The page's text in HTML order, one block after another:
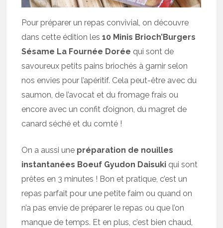
Pour préparer un repas convivial, on découvre
dans cette édition les10 Minis Brioch’Burgers
Sésame La Fournée Dorée qui sont de
savoureux petits pains briochés à garnir selon
nos envies pour l’apéritif. Cela peut-être avec du
saumon, de l’avocat et du fromage frais ou
encore avec un confit d’oignon, du magret de
canard séché et du comté !
On a aussi une préparation de nouilles
instantanées Boeuf Gyudon Daisuki qui sont
prêtes en 3 minutes ! Bon et pratique, c’est un
repas parfait pour une petite faim ou quand on
n’a pas envie de préparer le repas ou que l’on
manque de temps. Et en plus, c’est bien chaud,